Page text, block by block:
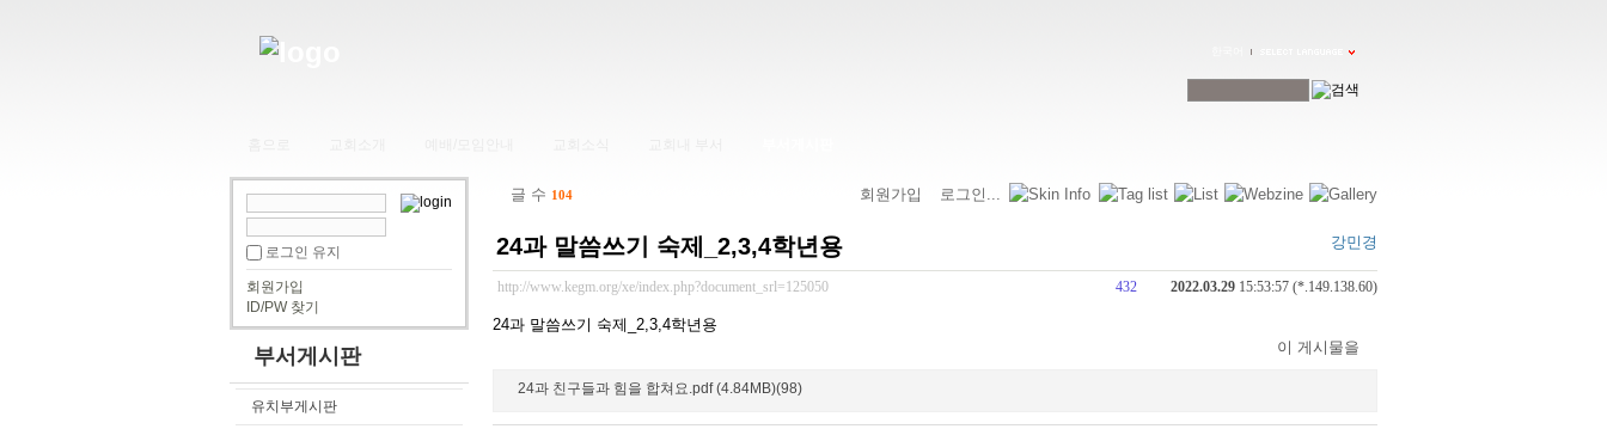
로그인 유지
회원가입
ID/PW 찾기
부서게시판
유치부게시판
글 수 104 회원가입 로그인...
24과 말씀쓰기 숙제_2,3,4학년용 강민경
http://www.kegm.org/xe/index.php?document_srl=125050 2022.03.29 15:53:57 (*.149.138.60)
432
24과 말씀쓰기 숙제_2,3,4학년용
이 게시물을
24과 친구들과 힘을 합쳐요.pdf (4.84MB)(98)